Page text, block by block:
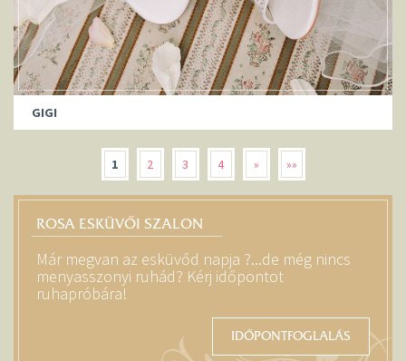
GIGI
1 2 3 4 » »»
ROSA ESKÜVŐI SZALON
Már megvan az esküvőd napja ?...de még nincs
menyasszonyi ruhád? Kérj időpontot
ruhapróbára!
IDŐPONTFOGLALÁS